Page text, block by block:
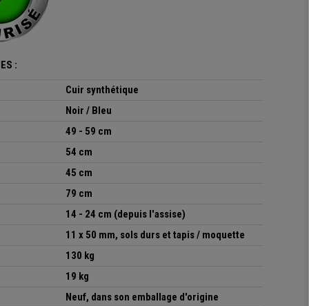
:
Cuir synthétique
Noir / Bleu
49 - 59 cm
54 cm
45 cm
79 cm
14 - 24 cm (depuis l'assise)
11 x 50 mm, sols durs et tapis / moquette
130 kg
19 kg
Neuf, dans son emballage d'origine